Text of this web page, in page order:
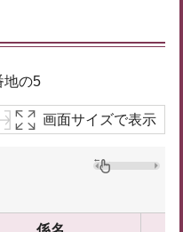
地の5
画面サイズで表示